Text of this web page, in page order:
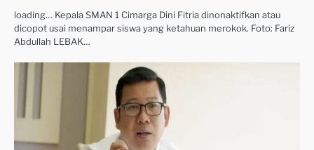
loading… Kepala SMAN 1 Cimarga Dini Fitria dinonaktifkan atau
dicopot usai menampar siswa yang ketahuan merokok. Foto: Fariz
Abdullah LEBAK…